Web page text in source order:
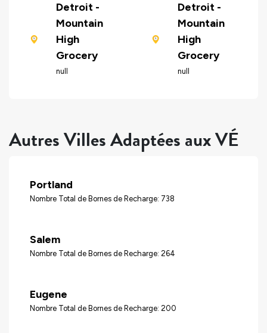
Detroit -
Mountain
High
Grocery
null
Detroit -
Mountain
High
Grocery
null
Autres Villes Adaptées aux VÉ
Portland
Nombre Total de Bornes de Recharge: 738
Salem
Nombre Total de Bornes de Recharge: 264
Eugene
Nombre Total de Bornes de Recharge: 200